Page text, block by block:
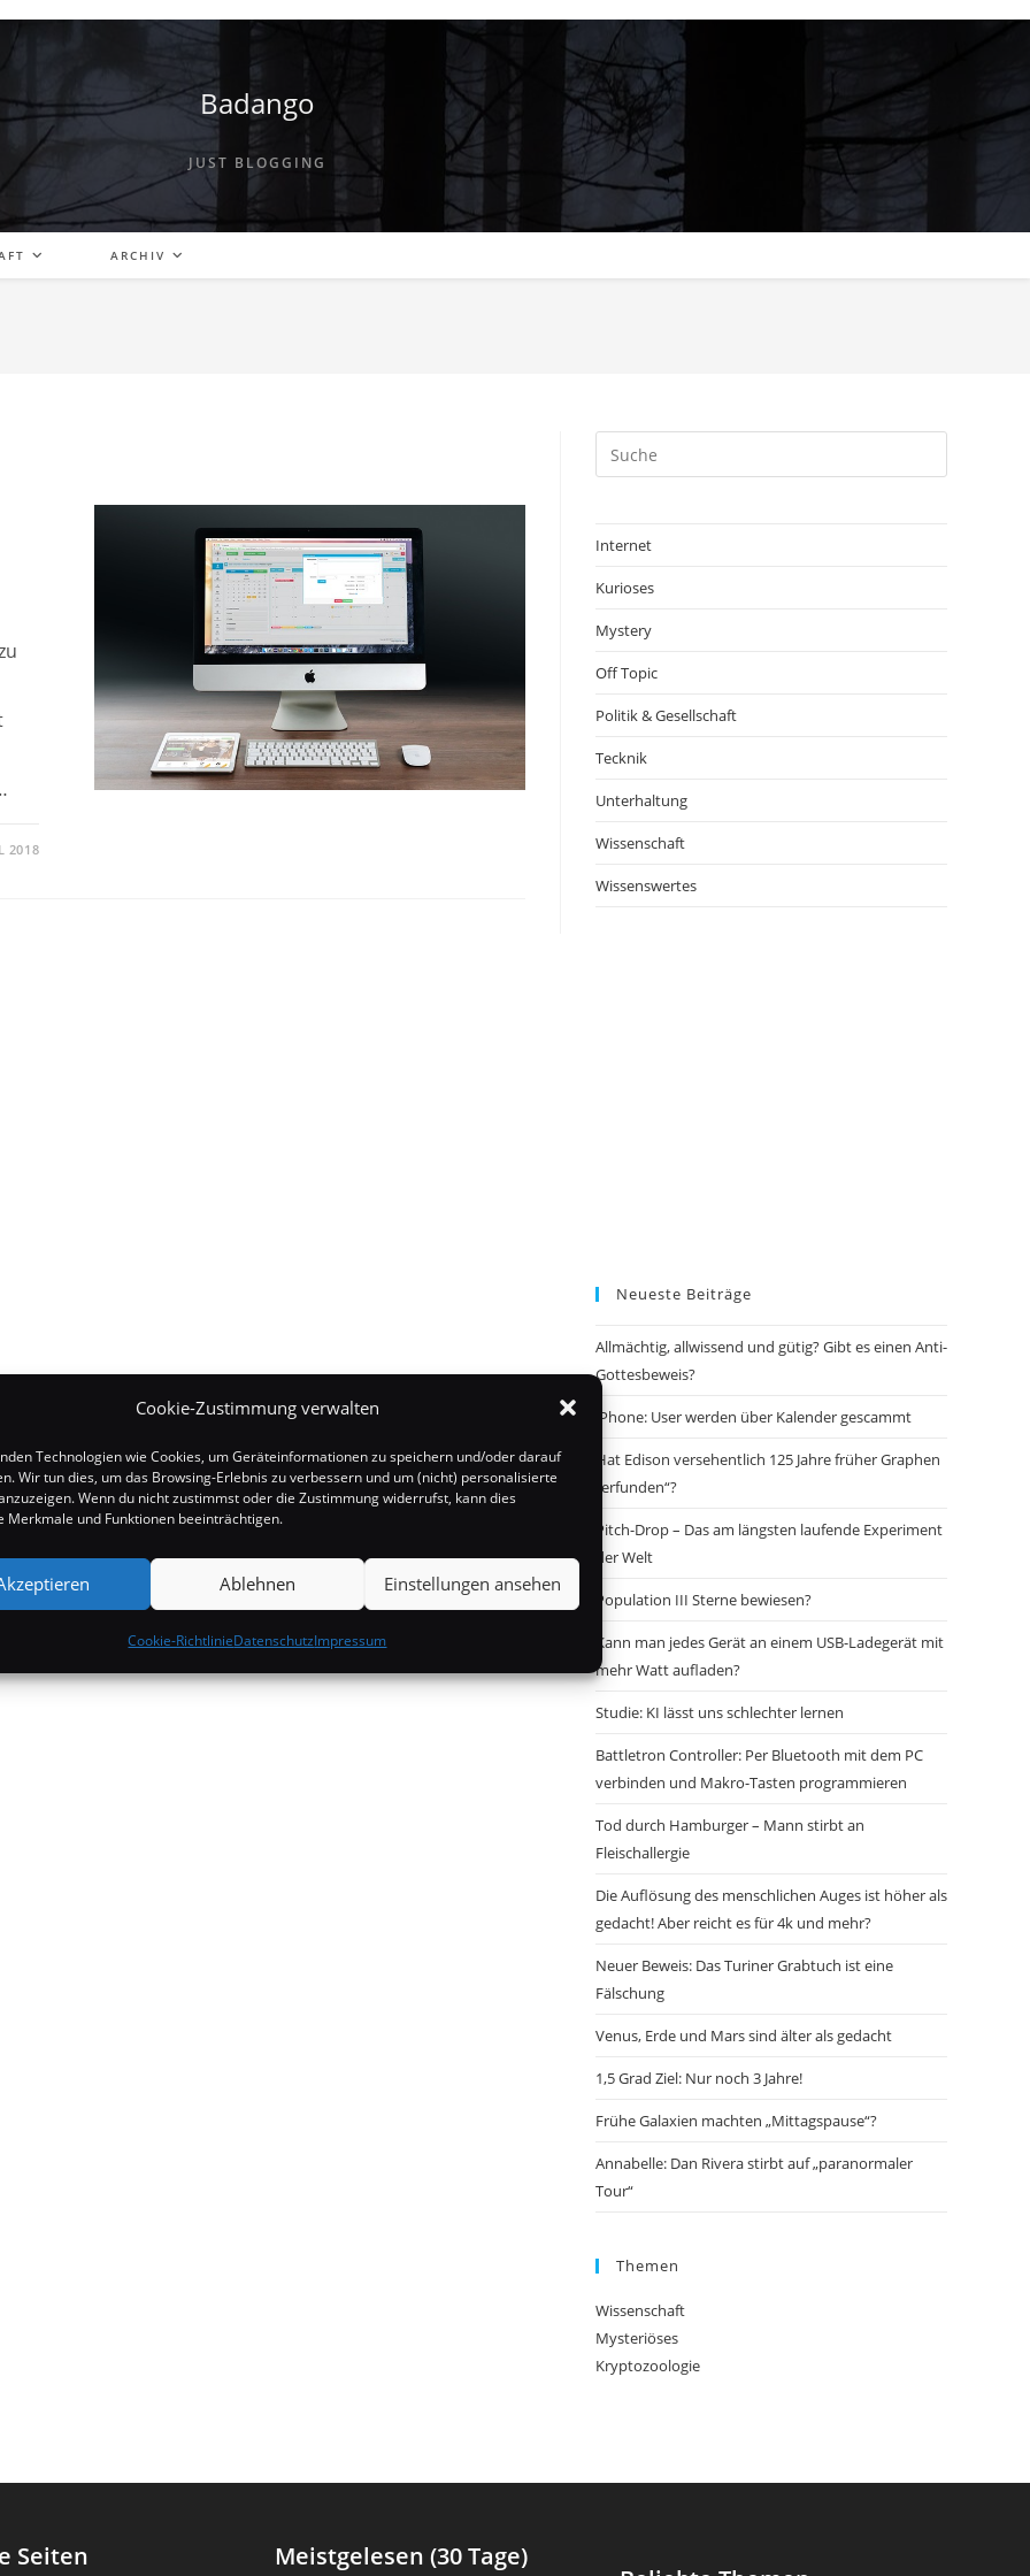
Cookie-Zustimmung verwalten
Technologien wie Cookies, um Geräteinformationen zu speichern und/oder darauf
Wir tun dies, um das Browsing-Erlebnis zu verbessern und um (nicht) personalisierte
Wenn du nicht zustimmst oder die Zustimmung widerrufst, kann dies
Merkmale und Funktionen beeinträchtigen.
Ablehnen Einstellungen ansehen
Cookie-RichtlinieDatenschutzImpressum
Badango
JUST BLOGGING
ARCHIV
2018
Internet
Kurioses
Mystery
Off Topic
Politik & Gesellschaft
Tecknik
Unterhaltung
Wissenschaft
Wissenswertes
Neueste Beiträge
Allmächtig, allwissend und gütig? Gibt es einen Anti-
Gottesbeweis?
iPhone: User werden über Kalender gescammt
Hat Edison versehentlich 125 Jahre früher Graphen
„erfunden“?
Pitch-Drop – Das am längsten laufende Experiment
der Welt
Population III Sterne bewiesen?
Kann man jedes Gerät an einem USB-Ladegerät mit
mehr Watt aufladen?
Studie: KI lässt uns schlechter lernen
Battletron Controller: Per Bluetooth mit dem PC
verbinden und Makro-Tasten programmieren
Tod durch Hamburger – Mann stirbt an
Fleischallergie
Die Auflösung des menschlichen Auges ist höher als
gedacht! Aber reicht es für 4k und mehr?
Neuer Beweis: Das Turiner Grabtuch ist eine
Fälschung
Venus, Erde und Mars sind älter als gedacht
1,5 Grad Ziel: Nur noch 3 Jahre!
Frühe Galaxien machten „Mittagspause“?
Annabelle: Dan Rivera stirbt auf „paranormaler
Tour“
Themen
Wissenschaft
Mysteriöses
Kryptozoologie
Seiten Meistgelesen (30 Tage)